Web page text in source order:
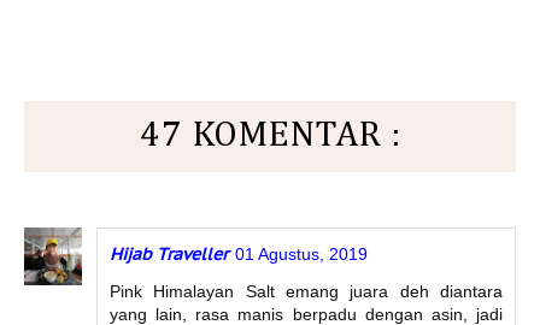
47 KOMENTAR :
Hijab Traveller 01 Agustus, 2019
Pink Himalayan Salt emang juara deh diantara
yang lain, rasa manis berpadu dengan asin, jadi